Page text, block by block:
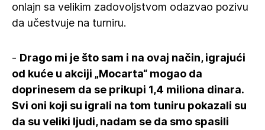
onlajn sa velikim zadovoljstvom odazvao pozivu
da učestvuje na turniru.
- Drago mi je što sam i na ovaj način, igrajući
od kuće u akciji „Mocarta“ mogao da
doprinesem da se prikupi 1,4 miliona dinara.
Svi oni koji su igrali na tom tuniru pokazali su
da su veliki ljudi, nadam se da smo spasili